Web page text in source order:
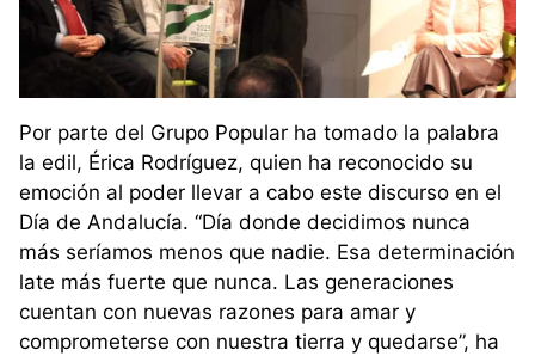
Por parte del Grupo Popular ha tomado la palabra
la edil, Érica Rodríguez, quien ha reconocido su
emoción al poder llevar a cabo este discurso en el
Día de Andalucía. “Día donde decidimos nunca
más seríamos menos que nadie. Esa determinación
late más fuerte que nunca. Las generaciones
cuentan con nuevas razones para amar y
comprometerse con nuestra tierra y quedarse”, ha